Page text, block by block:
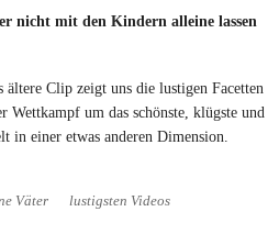
nicht mit den Kindern alleine lassen
ältere Clip zeigt uns die lustigen Facetten
Wettkampf um das schönste, klügste und
in einer etwas anderen Dimension.
Väter
lustigsten Videos